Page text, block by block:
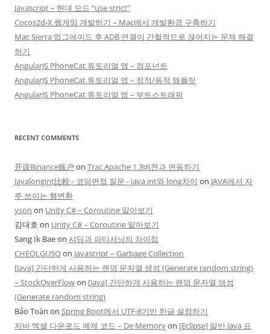
Javascript – 현대 모드 “use strict”
Cocos2d-X 웹게임 개발하기 – Mac에서 개발환경 구축하기
Mac Sierra 업그레이드 후 ADB 연결이 간헐적으로 끊어지는 문제 해결
하기
AngularJS PhoneCat 튜토리얼 앱 – 컴포넌트
AngularJS PhoneCat 튜토리얼 앱 – 정적/동적 템플릿
AngularJS PhoneCat 튜토리얼 앱 – 부트스트래핑
RECENT COMMENTS
开设Binance账户 on Trac Apache 1.3버젼과 연동하기
Javalongint比較 - 코딩면접 질문 - java int와 long차이 on JAVA에서 자
주 쓰이는 형변환
yson on Unity C# – Coroutine 알아보기
김대호 on Unity C# – Coroutine 알아보기
Sang Ik Baeon 샤딩과 파티셔닝의 차이점
CHEOLGUSOon Javascript – Garbage Collection
[Java] 간단하게 사용하는 랜덤 문자열 생성 (Generate random string)
– StockOverFlowon [Java] 간단하게 사용하는 랜덤 문자열 생성
(Generate random string)
Bảo Toàn on Spring Boot에서 UTF-8기반 한글 설정하기
자바 엑셀 다운로드 예제 코드 – De Memoryon [Eclipse] 일반 Java 프